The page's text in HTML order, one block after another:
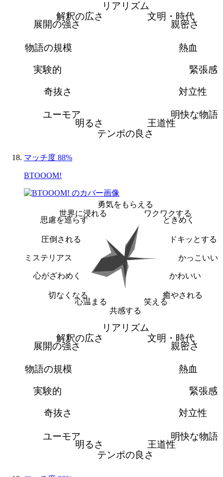
リアリズム
文明・時代
親密さ
熱血
緊張感
対立性
明快な物語
王道性
テンポの良さ
明るさ
ユーモア
奇抜さ
実験的
物語の規模
展開の強さ
解釈の広さ
マッチ度 88%
BTOOOM!
勇気をもらえる
ワクワクする
ときめく
ドキッとする
かっこいい
かわいい
癒やされる
笑える
共感する
心温まる
切なくなる
心がざわめく
ミステリアス
圧倒される
思慮を巡らす
世界に浸れる
リアリズム
文明・時代
親密さ
熱血
緊張感
対立性
明快な物語
王道性
テンポの良さ
明るさ
ユーモア
奇抜さ
実験的
物語の規模
展開の強さ
解釈の広さ